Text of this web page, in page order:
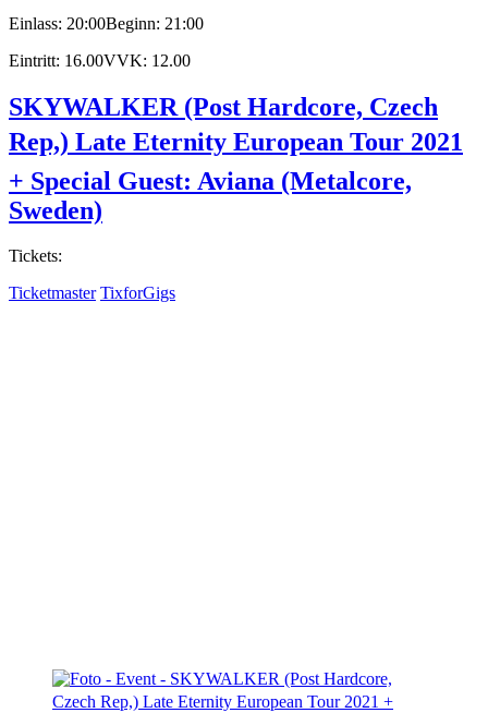
Einlass: 20:00Beginn: 21:00
Eintritt: 16.00VVK: 12.00
SKYWALKER (Post Hardcore, Czech
Rep,) Late Eternity European Tour 2021
+ Special Guest: Aviana (Metalcore,
Sweden)
Tickets:
Ticketmaster TixforGigs